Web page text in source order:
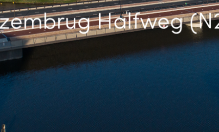
Halfweg